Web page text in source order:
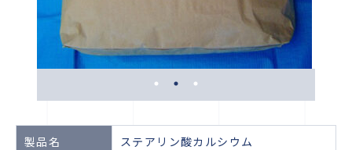
製品名 ステアリン酸カルシウム